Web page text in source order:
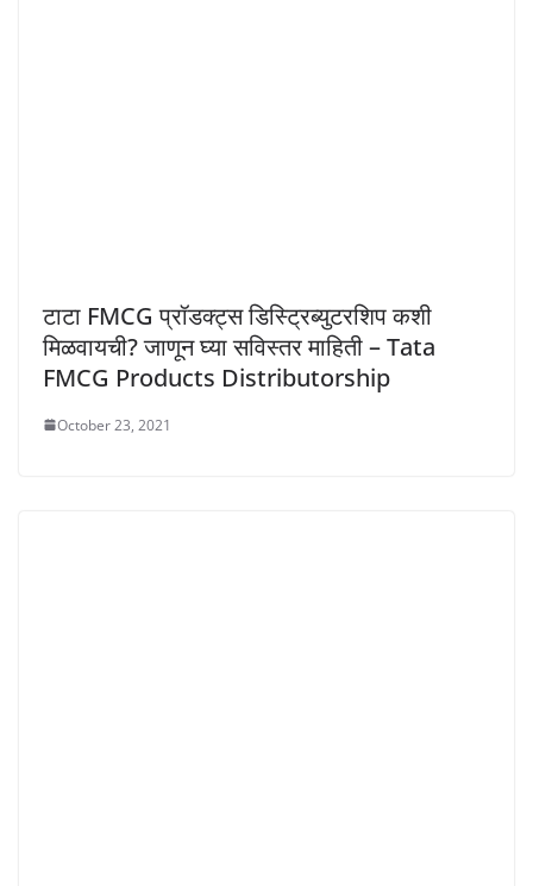
टाटा FMCG प्रॉडक्ट्स डिस्ट्रिब्युटरशिप कशी
मिळवायची? जाणून घ्या सविस्तर माहिती – Tata
FMCG Products Distributorship
October 23, 2021